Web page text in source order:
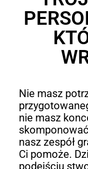
Nie masz
nie masz
nasz zespół
Ci pomoże.
podejściu